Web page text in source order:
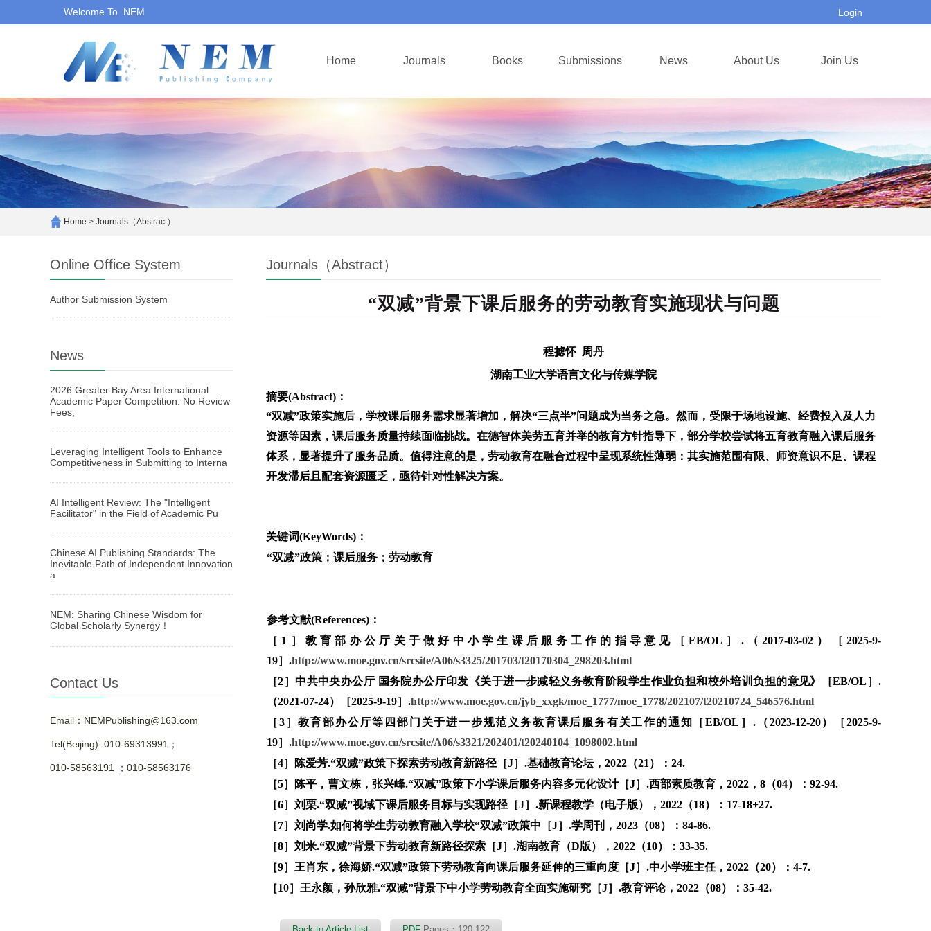
Welcome To NEM Login
Home Journals Books Submissions News About Us Join Us
Home > Journals（Abstract）
Online Office System
Author Submission System
News
2026 Greater Bay Area International
Academic Paper Competition: No Review
Fees,
Leveraging Intelligent Tools to Enhance
Competitiveness in Submitting to Interna
AI Intelligent Review: The "Intelligent
Facilitator" in the Field of Academic Pu
Chinese AI Publishing Standards: The
Inevitable Path of Independent Innovation
a
NEM: Sharing Chinese Wisdom for
Global Scholarly Synergy！
Contact Us
Email：NEMPublishing@163.com
Tel(Beijing): 010-69313991；
010-58563191 ；010-58563176
Journals（Abstract）
“双减”背景下课后服务的劳动教育实施现状与问题
程摅怀 周丹
湖南工业大学语言文化与传媒学院
摘要(Abstract)：
“双减”政策实施后，学校课后服务需求显著增加，解决“三点半”问题成为当务之急。然而，受限于场地设施、经费投入及人力
资源等因素，课后服务质量持续面临挑战。在德智体美劳五育并举的教育方针指导下，部分学校尝试将五育教育融入课后服务
体系，显著提升了服务品质。值得注意的是，劳动教育在融合过程中呈现系统性薄弱：其实施范围有限、师资意识不足、课程
开发滞后且配套资源匮乏，亟待针对性解决方案。
关键词(KeyWords)：
“双减”政策；课后服务；劳动教育
参考文献(References)：
［1］教育部办公厅关于做好中小学生课后服务工作的指导意见［EB/OL］.（2017-03-02）［2025-9-
19］.http://www.moe.gov.cn/srcsite/A06/s3325/201703/t20170304_298203.html
［2］中共中央办公厅 国务院办公厅印发《关于进一步减轻义务教育阶段学生作业负担和校外培训负担的意见》［EB/OL］.
（2021-07-24）［2025-9-19］.http://www.moe.gov.cn/jyb_xxgk/moe_1777/moe_1778/202107/t20210724_546576.html
［3］教育部办公厅等四部门关于进一步规范义务教育课后服务有关工作的通知［EB/OL］.（2023-12-20）［2025-9-
19］.http://www.moe.gov.cn/srcsite/A06/s3321/202401/t20240104_1098002.html
［4］陈爱芳.“双减”政策下探索劳动教育新路径［J］.基础教育论坛，2022（21）：24.
［5］陈平，曹文栋，张兴峰.“双减”政策下小学课后服务内容多元化设计［J］.西部素质教育，2022，8（04）：92-94.
［6］刘栗.“双减”视域下课后服务目标与实现路径［J］.新课程教学（电子版），2022（18）：17-18+27.
［7］刘尚学.如何将学生劳动教育融入学校“双减”政策中［J］.学周刊，2023（08）：84-86.
［8］刘米.“双减”背景下劳动教育新路径探索［J］.湖南教育（D版），2022（10）：33-35.
［9］王肖东，徐海娇.“双减”政策下劳动教育向课后服务延伸的三重向度［J］.中小学班主任，2022（20）：4-7.
［10］王永颜，孙欣雅.“双减”背景下中小学劳动教育全面实施研究［J］.教育评论，2022（08）：35-42.